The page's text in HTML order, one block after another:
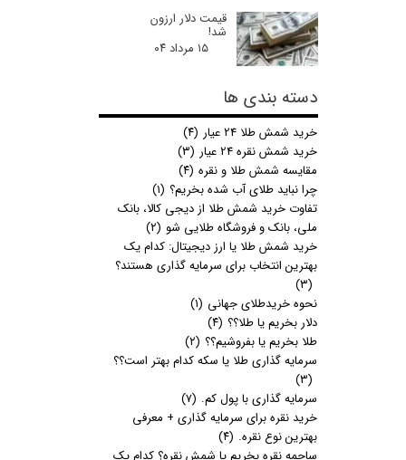
قیمت دلار ارزون
شد!
۱۵ مرداد ۰۴
دسته بندی ها
خرید شمش طلا 24 عیار
(۴)
خرید شمش نقره 24 عیار
(۳)
مقایسه شمش طلا و نقره (۴)
چرا نباید طلای آب شده بخریم؟ (۱)
تفاوت خرید شمش طلا از دیجی کالا، بانک
ملی، بانک و فروشگاه طلایی شو (۲)
خرید شمش طلا یا ارز دیجیتال: کدام یک
بهترین انتخاب برای سرمایه گذاری هستند؟
(۳)
نحوه خریدطلای جهانی (۱)
دلار بخریم یا طلا؟؟ (۴)
طلا بخریم یا بفروشیم؟؟ (۲)
سرمایه گذاری طلا یا سکه کدام بهتر است؟؟
(۳)
سرمایه گذاری با پول کم. (۷)
خرید نقره برای سرمایه گذاری + معرفی
بهترین نوع نقره. (۴)
ساچمه نقره بخریم یا شمش نقره؟ کدام یک